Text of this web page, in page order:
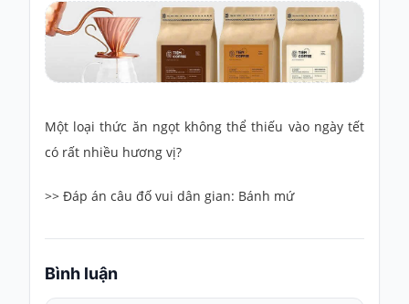
tích
Việt
Truyện
Thơ
Truyện
cười
Một loại thức ăn ngọt không thể thiếu vào ngày tết
có rất nhiều hương vị?
>> Đáp án câu đố vui dân gian: Bánh mứ
Bình luận